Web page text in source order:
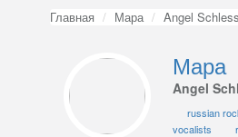
Главная Мара Angel
Мара
Angel
russian
vocalists